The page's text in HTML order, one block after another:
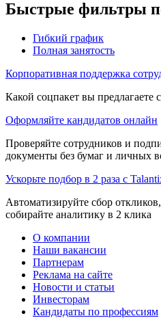
Быстрые фильтры
Гибкий график
Полная занятость
Корпоративная поддержка
Какой соцпакет вы предлагаете
Оформляйте кандидатов онлайн
Проверяйте сотрудников и
документы без бумаг и личных
Ускорьте подбор в 2 раза с
Автоматизируйте сбор
собирайте аналитику в 2 клика
О компании
Наши вакансии
Партнерам
Реклама на сайте
Новости и статьи
Инвесторам
Кандидаты по профессиям